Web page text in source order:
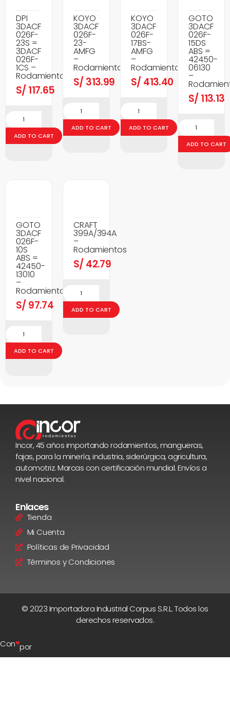
DPI
3DACF
026F-
23S =
3DACF
026F-
1CS –
Rodamientos
S/ 117.65
ADD TO CART
KOYO
3DACF
026F-
23-
AMFG
–
Rodamientos
S/ 313.99
ADD TO CART
KOYO
3DACF
026F-
17BS-
AMFG
–
Rodamientos
S/ 413.40
ADD TO CART
GOTO
3DACF
026F-
15DS
ABS =
42450-
06130
–
S/ 113.13
ADD TO CART
GOTO
3DACF
026F-
10S
ABS =
42450-
13010
–
Rodamientos
S/ 97.74
ADD TO CART
CRAFT
399A/394A
–
Rodamientos
S/ 42.79
ADD TO CART
Incor, 45 años importando rodamientos, mangueras,
fajas, para la minería, industria, siderúrgica, agricultura,
automotriz. Marcas con certificación mundial. Envíos a
nivel nacional.
Enlaces
Tienda
Mi Cuenta
Políticas de Privacidad
Términos y Condiciones
© 2023 Importadora Industrial Corpus S.R.L. Todos los
derechos reservados.
Con♥por